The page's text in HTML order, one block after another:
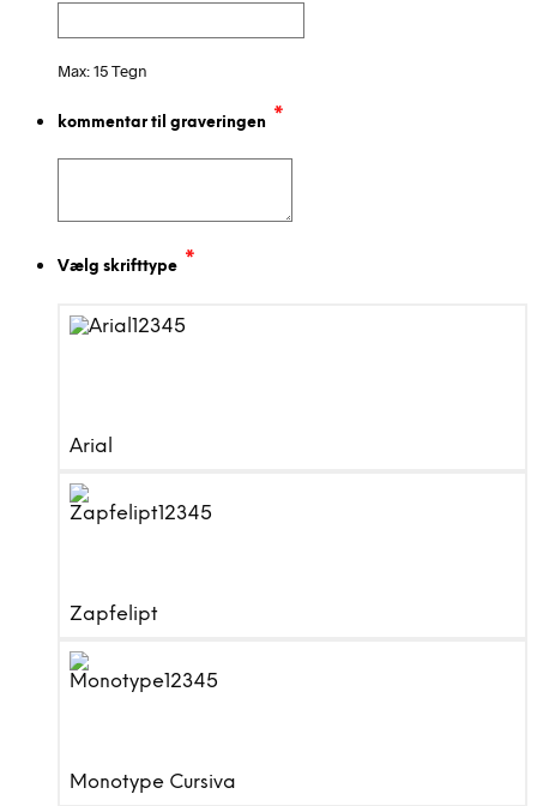
Max: 15 Tegn
kommentar til graveringen *
Vælg skrifttype *
Arial
Zapfelipt
Monotype Cursiva